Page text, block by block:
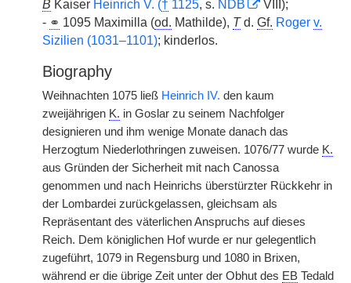
B Kaiser Heinrich V. († 1125, s. NDB
VIII);
- ⚭ 1095 Maximilla (od. Mathilde), Td. Gf. Roger v.
Sizilien (1031–1101); kinderlos.
Biography
Weihnachten 1075 ließ Heinrich IV. den kaum
zweijährigen K. in Goslar zu seinem Nachfolger
designieren und ihm wenige Monate danach das
Herzogtum Niederlothringen zuweisen. 1076/77 wurde K.
aus Gründen der Sicherheit mit nach Canossa
genommen und nach Heinrichs überstürzter Rückkehr in
der Lombardei zurückgelassen, gleichsam als
Repräsentant des väterlichen Anspruchs auf dieses
Reich. Dem königlichen Hof wurde er nur gelegentlich
zugeführt, 1079 in Regensburg und 1080 in Brixen,
während er die übrige Zeit unter der Obhut des EB Tedald